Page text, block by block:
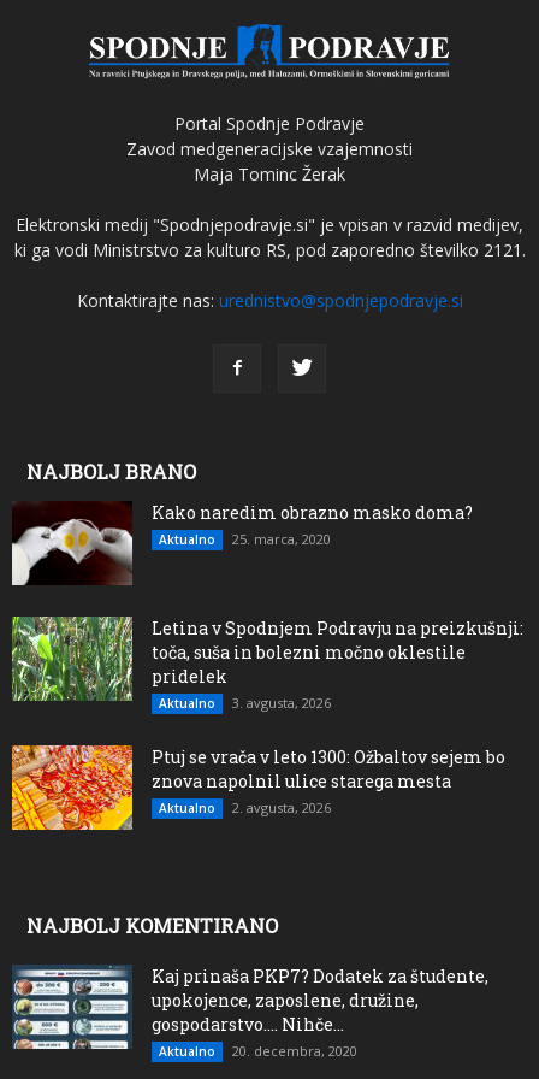
Portal Spodnje Podravje
Zavod medgeneracijske vzajemnosti
Maja Tominc Žerak
Elektronski medij "Spodnjepodravje.si" je vpisan v razvid medijev,
ki ga vodi Ministrstvo za kulturo RS, pod zaporedno številko 2121.
Kontaktirajte nas: urednistvo@spodnjepodravje.si
NAJBOLJ BRANO
Kako naredim obrazno masko doma?
Aktualno 25. marca, 2020
Letina v Spodnjem Podravju na preizkušnji:
toča, suša in bolezni močno oklestile
pridelek
Aktualno 3. avgusta, 2026
Ptuj se vrača v leto 1300: Ožbaltov sejem bo
znova napolnil ulice starega mesta
Aktualno 2. avgusta, 2026
NAJBOLJ KOMENTIRANO
Kaj prinaša PKP7? Dodatek za študente,
upokojence, zaposlene, družine,
gospodarstvo…. Nihče...
Aktualno 20. decembra, 2020